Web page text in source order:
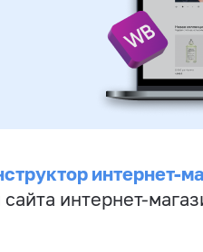
интернет-
сайта интернет-